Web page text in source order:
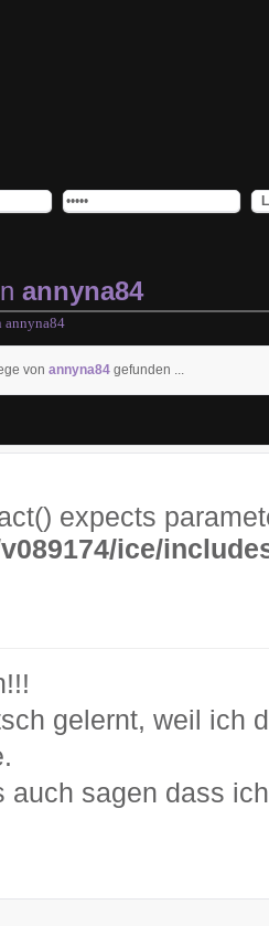
annyna84
annyna84
von annyna84 gefunden ...
expects
ice/
gelernt, weil ich
auch sagen dass